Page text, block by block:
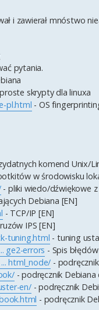
i zawierał mnóstwo
pytania.
skrypty dla linuxa
pl.html - OS
komend Unix/
w środowisku
- pliki wiedo/dźwiękowe
Debiana [EN]
- TCP/IP [EN]
IPS [EN]
tuning.html - tuning
ge2-errors - Spis
html_node/ -
- podręcznik Debiana
en/- podręcznik
- podręcznik